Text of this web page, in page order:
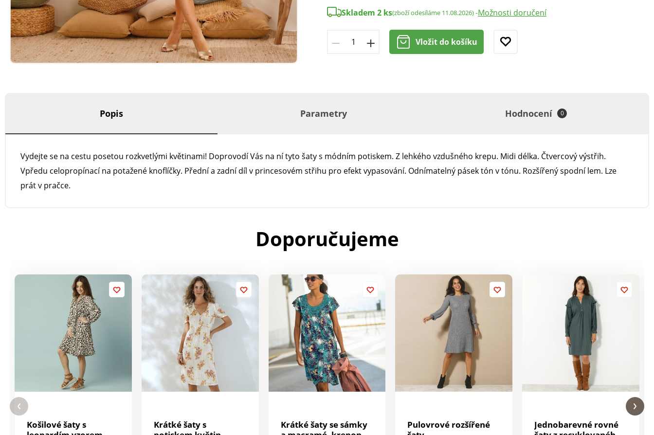
Skladem 2 ks(zboží odesíláme 11.08.2026)-Možnosti doručení
Vložit do košíku
Popis Parametry Hodnocení 0
Vydejte se na cestu posetou rozkvetlými květinami! Doprovodí Vás na ní tyto šaty s módním potiskem. Z lehkého vzdušného krepu. Midi délka. Čtvercový výstřih.
Vpředu celopropínací na potažené knoflíčky. Přední a zadní díl v princesovém střihu pro efekt vypasování. Odnímatelný pásek tón v tónu. Rozšířený spodní lem. Lze
prát v pračce.
Doporučujeme
Košilové šaty s
Krátké šaty s
Krátké šaty se sámky
Pulovrové rozšířené
Jednobarevné rovné